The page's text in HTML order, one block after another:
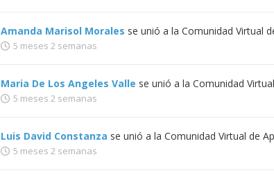
Amanda Marisol Morales se unió a la Comunidad Virtual
5 meses 2 semanas
Maria De Los Angeles Valle se unió a la Comunidad
5 meses 2 semanas
Luis David Constanza se unió a la Comunidad Virtual de
5 meses 2 semanas